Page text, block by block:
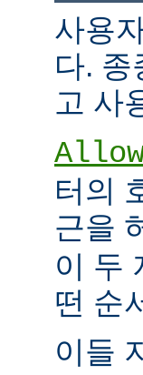
사용
다. 종
고 사
터의
근을
이 두
떤 순
이들